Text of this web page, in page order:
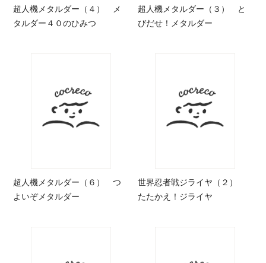
超人機メタルダー（４） メ
タルダー４０のひみつ
超人機メタルダー（３） と
びだせ！メタルダー
超人機メタルダー（６） つ
よいぞメタルダー
世界忍者戦ジライヤ（２）
たたかえ！ジライヤ